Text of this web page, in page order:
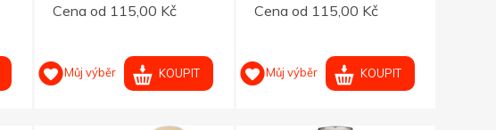
Cena od 115,00 Kč
Můj výběr KOUPIT
Cena od 115,00 Kč
Můj výběr KOUPIT